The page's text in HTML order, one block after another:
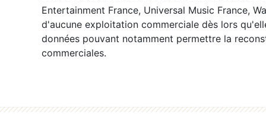
Entertainment France, Universal Music France,
d'aucune exploitation commerciale dès lors
données pouvant notamment permettre la
commerciales.